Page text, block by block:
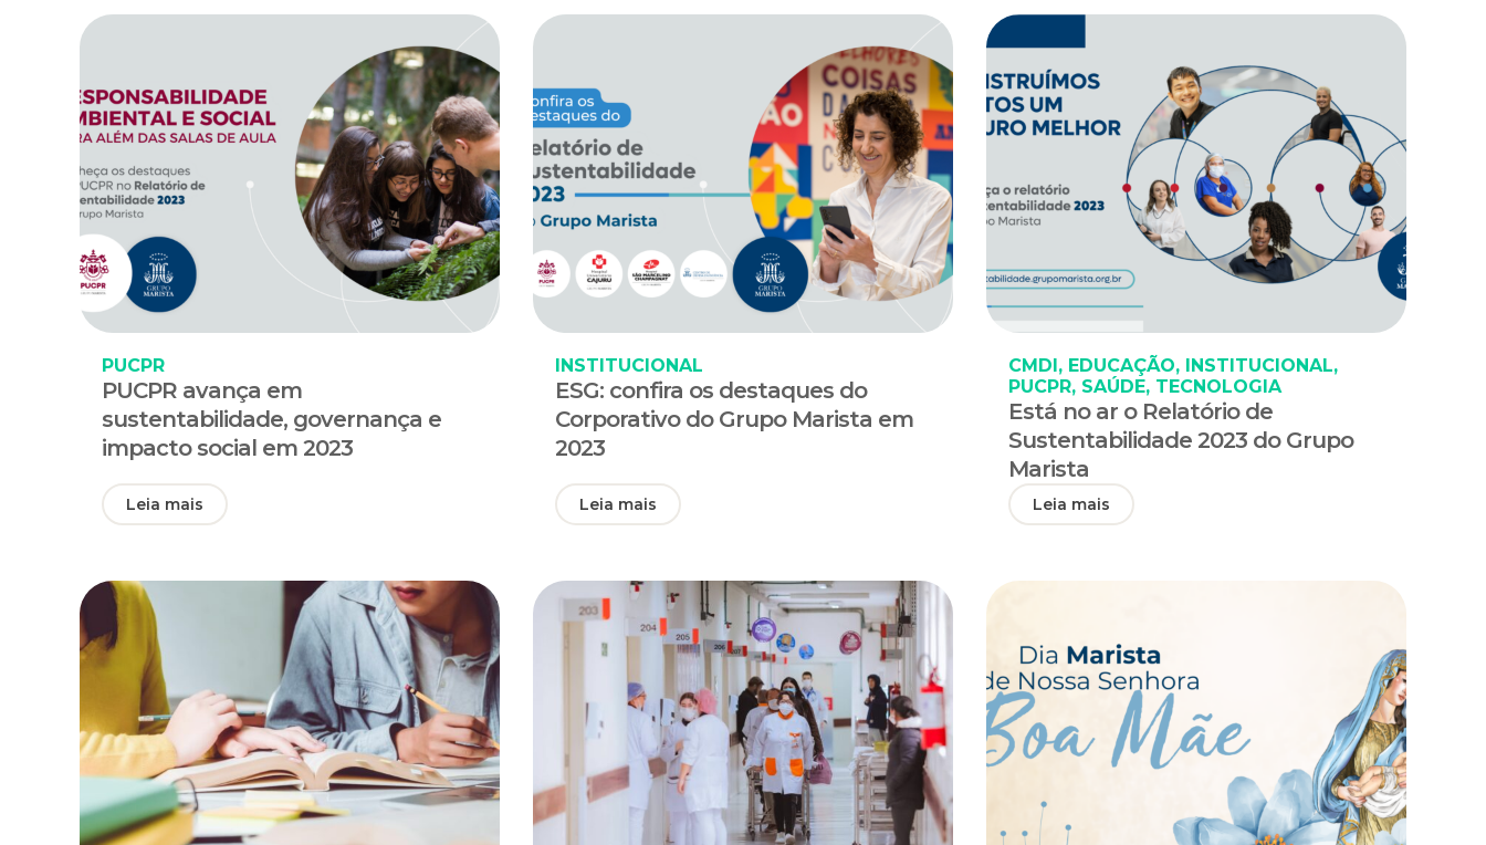
PUCPR
PUCPR avança em
sustentabilidade, governança e
impacto social em 2023
Leia mais
INSTITUCIONAL
ESG: confira os destaques do
Corporativo do Grupo Marista em
2023
Leia mais
CMDI , EDUCAÇÃO, INSTITUCIONAL,
PUCPR, SAÚDE, TECNOLOGIA
Está no ar o Relatório de
Sustentabilidade 2023 do Grupo
Marista
Leia mais